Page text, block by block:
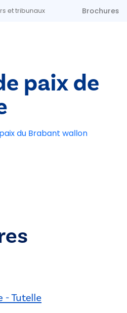
et tribunaux Brochures
paix de
du Brabant wallon
- Tutelle